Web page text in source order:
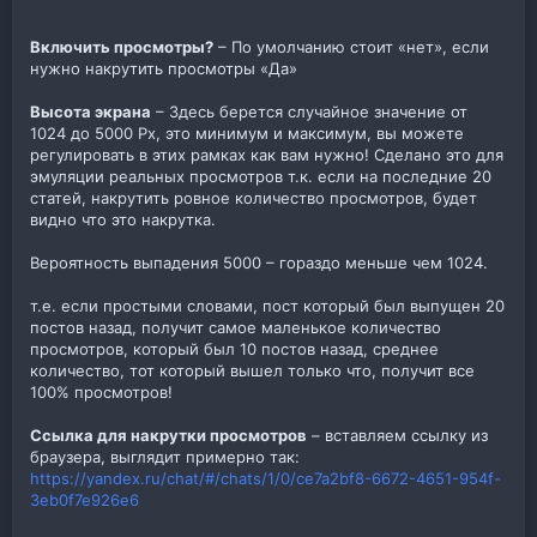
Включить просмотры? – По умолчанию стоит «нет», если
нужно накрутить просмотры «Да»
Высота экрана – Здесь берется случайное значение от
1024 до 5000 Px, это минимум и максимум, вы можете
регулировать в этих рамках как вам нужно! Сделано это для
эмуляции реальных просмотров т.к. если на последние 20
статей, накрутить ровное количество просмотров, будет
видно что это накрутка.
Вероятность выпадения 5000 – гораздо меньше чем 1024.
т.е. если простыми словами, пост который был выпущен 20
постов назад, получит самое маленькое количество
просмотров, который был 10 постов назад, среднее
количество, тот который вышел только что, получит все
100% просмотров!
Ссылка для накрутки просмотров – вставляем ссылку из
браузера, выглядит примерно так:
https://yandex.ru/chat/#/chats/1/0/ce7a2bf8-6672-4651-954f-
3eb0f7e926e6